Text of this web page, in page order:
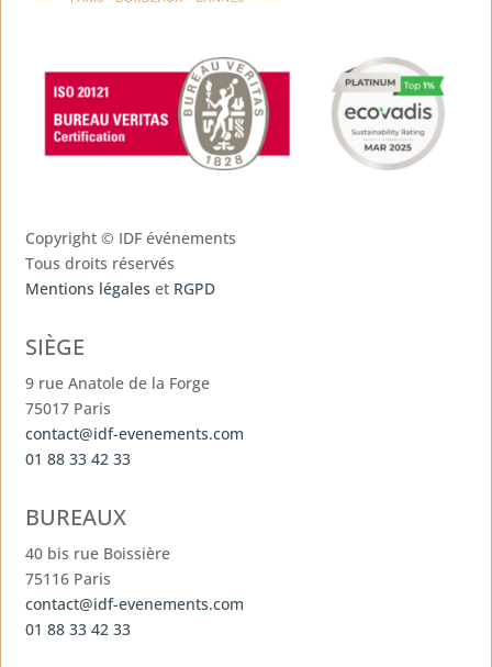
Copyright © IDF événements
Tous droits réservés
Mentions légales et RGPD
SIÈGE
9 rue Anatole de la Forge
75017 Paris
contact@idf-evenements.com
01 88 33 42 33
BUREAUX
40 bis rue Boissière
75116 Paris
contact@idf-evenements.com
01 88 33 42 33